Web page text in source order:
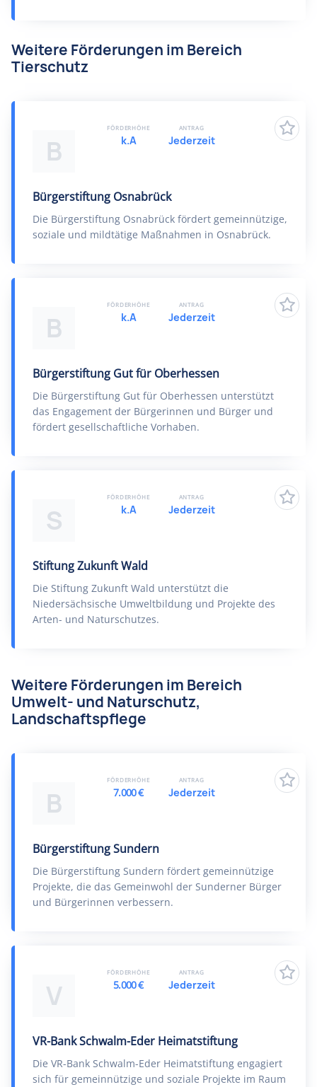
Weitere Förderungen im Bereich
Tierschutz
B
Bürgerstiftung Osnabrück
Die Bürgerstiftung Osnabrück fördert gemeinnützige,
soziale und mildtätige Maßnahmen in Osnabrück.
FÖRDERHÖHE
k.A
ANTRAG
Jederzeit
B
Bürgerstiftung Gut für Oberhessen
Die Bürgerstiftung Gut für Oberhessen unterstützt
das Engagement der Bürgerinnen und Bürger und
fördert gesellschaftliche Vorhaben.
FÖRDERHÖHE
k.A
ANTRAG
Jederzeit
S
Stiftung Zukunft Wald
Die Stiftung Zukunft Wald unterstützt die
Niedersächsische Umweltbildung und Projekte des
Arten- und Naturschutzes.
FÖRDERHÖHE
k.A
ANTRAG
Jederzeit
Weitere Förderungen im Bereich
Umwelt- und Naturschutz,
Landschaftspflege
B
Bürgerstiftung Sundern
Die Bürgerstiftung Sundern fördert gemeinnützige
Projekte, die das Gemeinwohl der Sunderner Bürger
und Bürgerinnen verbessern.
FÖRDERHÖHE
7.000 €
ANTRAG
Jederzeit
V
VR-Bank Schwalm-Eder Heimatstiftung
Die VR-Bank Schwalm-Eder Heimatstiftung engagiert
sich für gemeinnützige und soziale Projekte im Raum
FÖRDERHÖHE
5.000 €
ANTRAG
Jederzeit